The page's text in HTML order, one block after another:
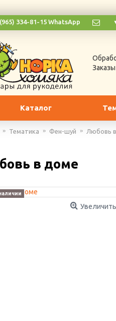
334-81-15 WhatsApp
Каталог
Тематика Фен-шуй Любовь
в доме
Увеличить